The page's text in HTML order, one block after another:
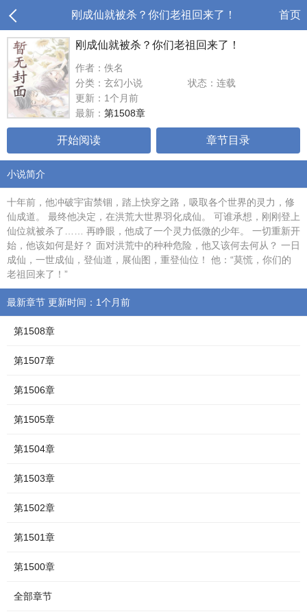
刚成仙就被杀？你们老祖回来了！ 首页
刚成仙就被杀？你们老祖回来了！
作者：佚名
分类：玄幻小说
状态：连载
更新：1个月前
最新： 第1508章
开始阅读 章节目录
小说简介
十年前，他冲破宇宙禁锢，踏上快穿之路，吸取各个世界的灵力，修
仙成道。 最终他决定，在洪荒大世界羽化成仙。 可谁承想，刚刚登上
仙位就被杀了…… 再睁眼，他成了一个灵力低微的少年。 一切重新开
始，他该如何是好？ 面对洪荒中的种种危险，他又该何去何从？ 一日
成仙，一世成仙，登仙道，展仙图，重登仙位！ 他：“莫慌，你们的
老祖回来了！”
最新章节 更新时间：1个月前
第1508章
第1507章
第1506章
第1505章
第1504章
第1503章
第1502章
第1501章
第1500章
全部章节